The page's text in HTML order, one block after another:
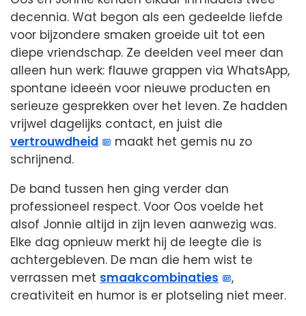
decennia. Wat begon als een gedeelde liefde
voor bijzondere smaken groeide uit tot een
diepe vriendschap. Ze deelden veel meer dan
alleen hun werk: flauwe grappen via WhatsApp,
spontane ideeën voor nieuwe producten en
serieuze gesprekken over het leven. Ze hadden
vrijwel dagelijks contact, en juist die
vertrouwdheid
maakt het gemis nu zo
schrijnend.
De band tussen hen ging verder dan
professioneel respect. Voor Oos voelde het
alsof Jonnie altijd in zijn leven aanwezig was.
Elke dag opnieuw merkt hij de leegte die is
achtergebleven. De man die hem wist te
verrassen met smaakcombinaties
,
creativiteit en humor is er plotseling niet meer.